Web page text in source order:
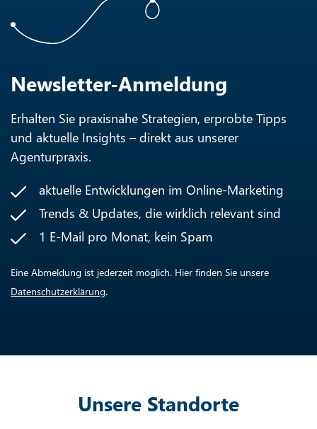
Newsletter-Anmeldung
Erhalten Sie praxisnahe Strategien, erprobte Tipps
und aktuelle Insights – direkt aus unserer
Agenturpraxis.
aktuelle Entwicklungen im Online-Marketing
Trends & Updates, die wirklich relevant sind
1 E-Mail pro Monat, kein Spam
Eine Abmeldung ist jederzeit möglich. Hier finden Sie unsere
Datenschutzerklärung.
Unsere Standorte